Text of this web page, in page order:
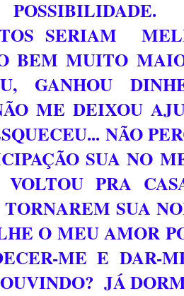
SERIAM
BEM MUITO
GANHOU
ME DEIXOU
NÃO
SUA NO
VOLTOU PRA
SUA
O MEU AMOR
ME E DAR-
JÁ